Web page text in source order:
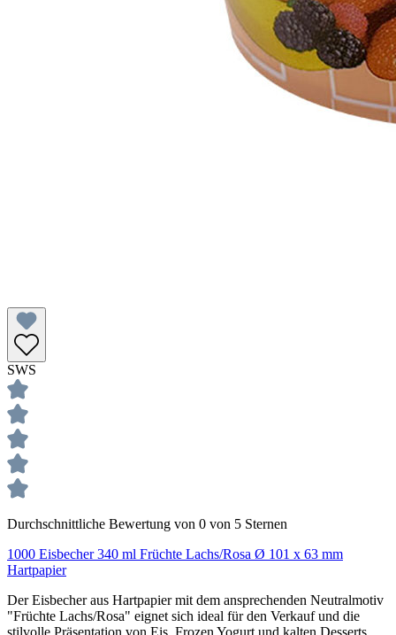
SWS
Durchschnittliche Bewertung von 0 von 5 Sternen
1000 Eisbecher 340 ml Früchte Lachs/Rosa Ø 101 x 63 mm
Hartpapier
Der Eisbecher aus Hartpapier mit dem ansprechenden Neutralmotiv
"Früchte Lachs/Rosa" eignet sich ideal für den Verkauf und die
stilvolle Präsentation von Eis, Frozen Yogurt und kalten Desserts.